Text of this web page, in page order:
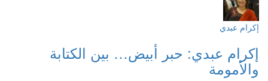
إكرام عبدي
إكرام عبدي: حبر أبيض… بين الكتابة
والأمومة